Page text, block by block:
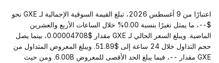
اعتبارًا من 9 أغسطس 2026، تبلغ القيمة السوقية الإجمالية لـ GXE نحو
$--، ما يمثل تغيرًا بنسبة 0.00% خلال الساعات الأربع والعشرين
الماضية. ويبلغ السعر الحالي لـ GXE مقدار $0.00004708، بينما يصل
حجم التداول خلال 24 ساعة إلى $51.89. ويبلغ المعروض المتداول من
GXE مقدار --، فيما يبلغ الحد الأقصى للمعروض 6.00B. ومن حيث